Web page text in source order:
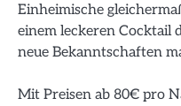
Einheimische
einem leckeren Cocktail
neue Bekanntschaften
Mit Preisen ab 80€ pro